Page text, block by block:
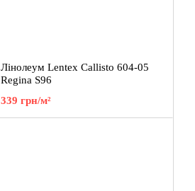
Лінолеум Lentex Callisto 604-05
Regina S96
339 грн/м²